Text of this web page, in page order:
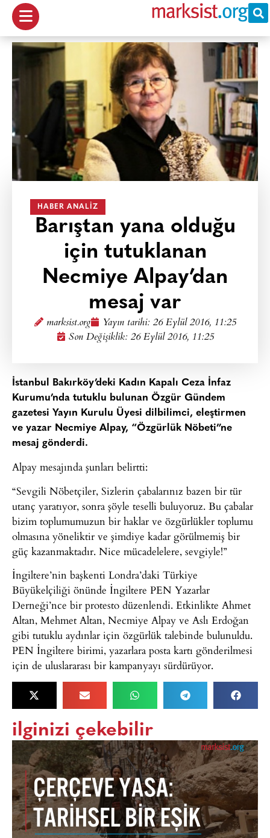
HABER ANALIZ
Barıştan yana olduğu
için tutuklanan
Necmiye Alpay’dan
mesaj var
marksist.org Yayın tarihi: 26 Eylül 2016, 11:25
Son Değişiklik: 26 Eylül 2016, 11:25
İstanbul Bakırköy’deki Kadın Kapalı Ceza İnfaz
Kurumu’nda tutuklu bulunan Özgür Gündem
gazetesi Yayın Kurulu Üyesi dilbilimci, eleştirmen
ve yazar Necmiye Alpay, “Özgürlük Nöbeti”ne
mesaj gönderdi.
Alpay mesajında şunları belirtti:
“Sevgili Nöbetçiler, Sizlerin çabalarınız bazen bir tür
utanç yaratıyor, sonra şöyle teselli buluyoruz. Bu çabalar
bizim toplumumuzun bir haklar ve özgürlükler toplumu
olmasına yöneliktir ve şimdiye kadar görülmemiş bir
güç kazanmaktadır. Nice mücadelelere, sevgiyle!”
İngiltere’nin başkenti Londra’daki Türkiye
Büyükelçiliği önünde İngiltere PEN Yazarlar
Derneği’nce bir protesto düzenlendi. Etkinlikte Ahmet
Altan, Mehmet Altan, Necmiye Alpay ve Aslı Erdoğan
gibi tutuklu aydınlar için özgürlük talebinde bulunuldu.
PEN İngiltere birimi, yazarlara posta kartı gönderilmesi
için de uluslararası bir kampanyayı sürdürüyor.
ilginizi çekebilir